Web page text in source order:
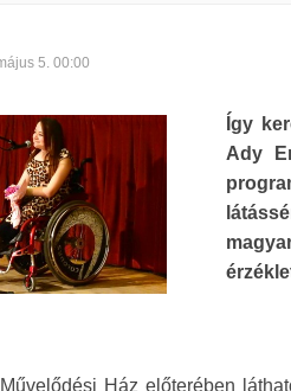
5. 00:00
Így
Ady
Ház előterében